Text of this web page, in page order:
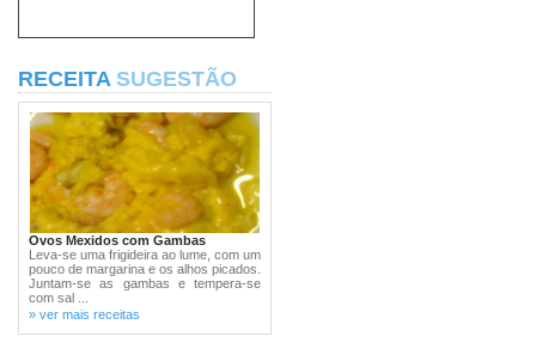
RECEITA SUGESTÃO
Ovos Mexidos com Gambas
Leva-se uma frigideira ao lume, com um
pouco de margarina e os alhos picados.
Juntam-se as gambas e tempera-se
com sal ...
» ver mais receitas